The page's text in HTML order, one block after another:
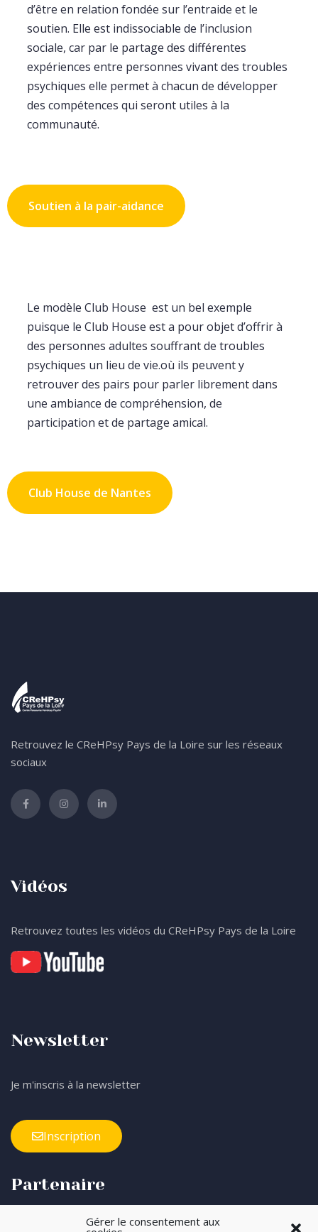
Gérer le consentement aux
d’être en relation fondée sur l’entraide et le
soutien. Elle est indissociable de l’inclusion
sociale, car par le partage des différentes
expériences entre personnes vivant des troubles
psychiques elle permet à chacun de développer
des compétences qui seront utiles à la
communauté.
Soutien à la pair-aidance
Le modèle Club House est un bel exemple
puisque le Club House est a pour objet d’offrir à
des personnes adultes souffrant de troubles
psychiques un lieu de vie.où ils peuvent y
retrouver des pairs pour parler librement dans
une ambiance de compréhension, de
participation et de partage amical.
Club House de Nantes
Retrouvez le CReHPsy Pays de la Loire sur les réseaux
sociaux
Vidéos
Retrouvez toutes les vidéos du CReHPsy Pays de la Loire
Newsletter
Je m'inscris à la newsletter
Inscription
Partenaire
Avec le soutien financier de l’ARS des Pays de la Loire